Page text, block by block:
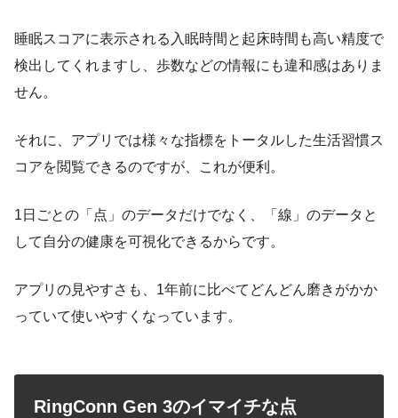
睡眠スコアに表示される入眠時間と起床時間も高い精度で
検出してくれますし、歩数などの情報にも違和感はありま
せん。
それに、アプリでは様々な指標をトータルした生活習慣ス
コアを閲覧できるのですが、これが便利。
1日ごとの「点」のデータだけでなく、「線」のデータと
して自分の健康を可視化できるからです。
アプリの見やすさも、1年前に比べてどんどん磨きがかか
っていて使いやすくなっています。
RingConn Gen 3のイマイチな点